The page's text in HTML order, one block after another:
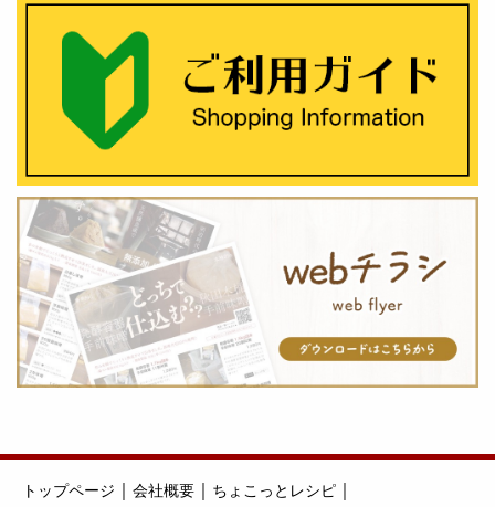
トップページ ｜ 会社概要 ｜ ちょこっとレシピ ｜